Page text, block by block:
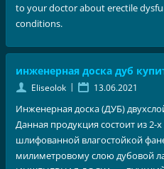
to your doctor about erectile
conditions.
инженерная доска дуб
Eliseolok | 13.06.2021
Инженерная доска (ДУБ)
Данная продукция состоит из 2-
шлифованной влагостойкой
милиметровому слою дубовой